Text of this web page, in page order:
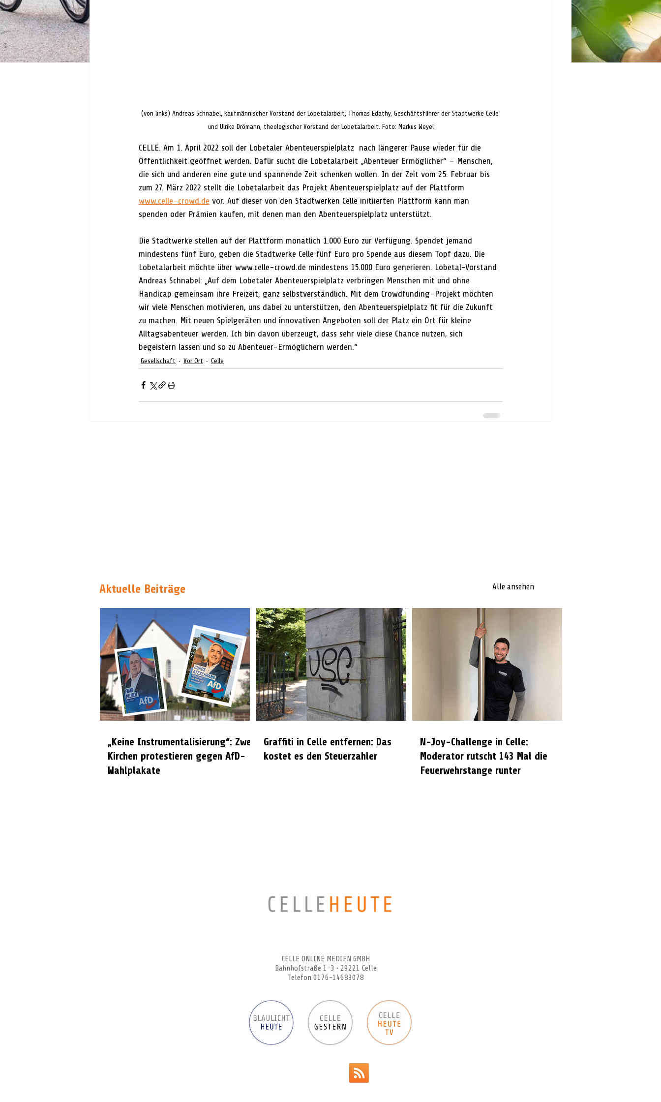
(von links) Andreas Schnabel, kaufmännischer Vorstand der Lobetalarbeit, Thomas Edathy, Geschäftsführer der Stadtwerke Celle
und Ulrike Drömann, theologischer Vorstand der Lobetalarbeit. Foto: Markus Weyel
CELLE. Am 1. April 2022 soll der Lobetaler Abenteuerspielplatz  nach längerer Pause wieder für die
Öffentlichkeit geöffnet werden. Dafür sucht die Lobetalarbeit „Abenteuer Ermöglicher“ – Menschen,
die sich und anderen eine gute und spannende Zeit schenken wollen. In der Zeit vom 25. Februar bis
zum 27. März 2022 stellt die Lobetalarbeit das Projekt Abenteuerspielplatz auf der Plattform
www.celle-crowd.de vor. Auf dieser von den Stadtwerken Celle initiierten Plattform kann man
spenden oder Prämien kaufen, mit denen man den Abenteuerspielplatz unterstützt.
Die Stadtwerke stellen auf der Plattform monatlich 1.000 Euro zur Verfügung. Spendet jemand
mindestens fünf Euro, geben die Stadtwerke Celle fünf Euro pro Spende aus diesem Topf dazu. Die
Lobetalarbeit möchte über www.celle-crowd.de mindestens 15.000 Euro generieren. Lobetal-Vorstand
Andreas Schnabel: „Auf dem Lobetaler Abenteuerspielplatz verbringen Menschen mit und ohne
Handicap gemeinsam ihre Freizeit, ganz selbstverständlich. Mit dem Crowdfunding-Projekt möchten
wir viele Menschen motivieren, uns dabei zu unterstützen, den Abenteuerspielplatz fit für die Zukunft
zu machen. Mit neuen Spielgeräten und innovativen Angeboten soll der Platz ein Ort für kleine
Alltagsabenteuer werden. Ich bin davon überzeugt, dass sehr viele diese Chance nutzen, sich
begeistern lassen und so zu Abenteuer-Ermöglichern werden.“
Gesellschaft Vor Ort Celle
Aktuelle Beiträge Alle ansehen
„Keine Instrumentalisierung“: Zwei
Kirchen protestieren gegen AfD-
Wahlplakate
Graffiti in Celle entfernen: Das
kostet es den Steuerzahler
N-Joy-Challenge in Celle:
Moderator rutscht 143 Mal die
Feuerwehrstange runter
CELLE ONLINE MEDIEN GMBH
Bahnhofstraße 1-3 • 29221 Celle
Telefon 0176-14683078